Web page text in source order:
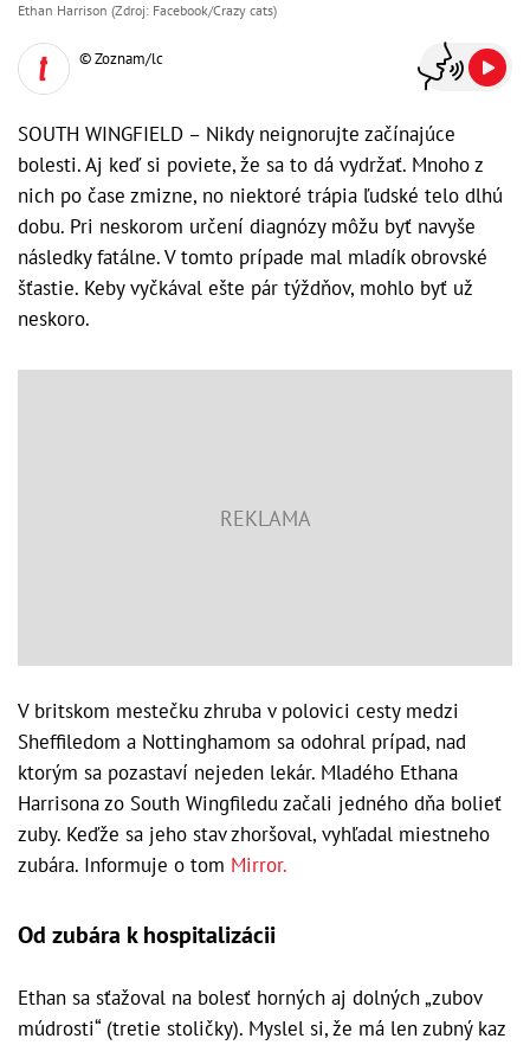
Ethan Harrison (Zdroj: Facebook/Crazy cats)
© Zoznam/lc
SOUTH WINGFIELD – Nikdy neignorujte začínajúce
bolesti. Aj keď si poviete, že sa to dá vydržať. Mnoho z
nich po čase zmizne, no niektoré trápia ľudské telo dlhú
dobu. Pri neskorom určení diagnózy môžu byť navyše
následky fatálne. V tomto prípade mal mladík obrovské
šťastie. Keby vyčkával ešte pár týždňov, mohlo byť už
neskoro.
V britskom mestečku zhruba v polovici cesty medzi
Sheffiledom a Nottinghamom sa odohral prípad, nad
ktorým sa pozastaví nejeden lekár. Mladého Ethana
Harrisona zo South Wingfiledu začali jedného dňa bolieť
zuby. Keďže sa jeho stav zhoršoval, vyhľadal miestneho
zubára. Informuje o tom Mirror.
Od zubára k hospitalizácii
Ethan sa sťažoval na bolesť horných aj dolných „zubov
múdrosti“ (tretie stoličky). Myslel si, že má len zubný kaz